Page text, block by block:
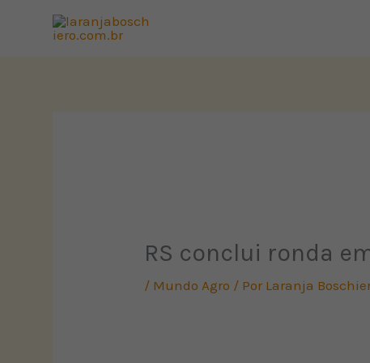
RS conclui ronda
/ Mundo Agro / Por Laranja